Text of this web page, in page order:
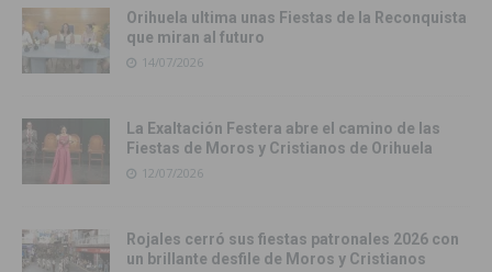
Orihuela ultima unas Fiestas de la Reconquista
que miran al futuro
14/07/2026
La Exaltación Festera abre el camino de las
Fiestas de Moros y Cristianos de Orihuela
12/07/2026
Rojales cerró sus fiestas patronales 2026 con
un brillante desfile de Moros y Cristianos